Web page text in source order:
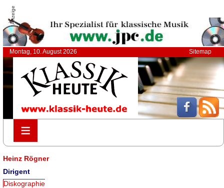
Anzeige
Montag, 10. August 2026 Sitemap
≡
≡
Heinz Rögner
Dirigent
Diskographie